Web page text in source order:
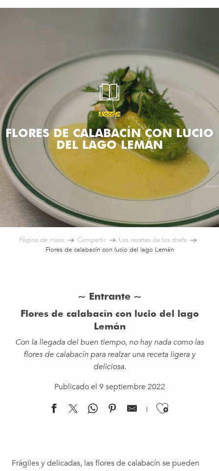
Aller
Receta
FLORES DE CALABACÍN CON LUCIO
DEL LAGO LEMÁN
Página de inicio Compartir
Las recetas de los chefs
Flores de calabacín con lucio del lago Lemán
~ Entrante ~
Flores de calabacín con lucio del lago
Lemán
Con la llegada del buen tiempo, no hay nada como las
flores de calabacín para realzar una receta ligera y
deliciosa.
Publicado el 9 septiembre 2022
Ajouter
Frágiles y delicadas, las flores de calabacín se pueden